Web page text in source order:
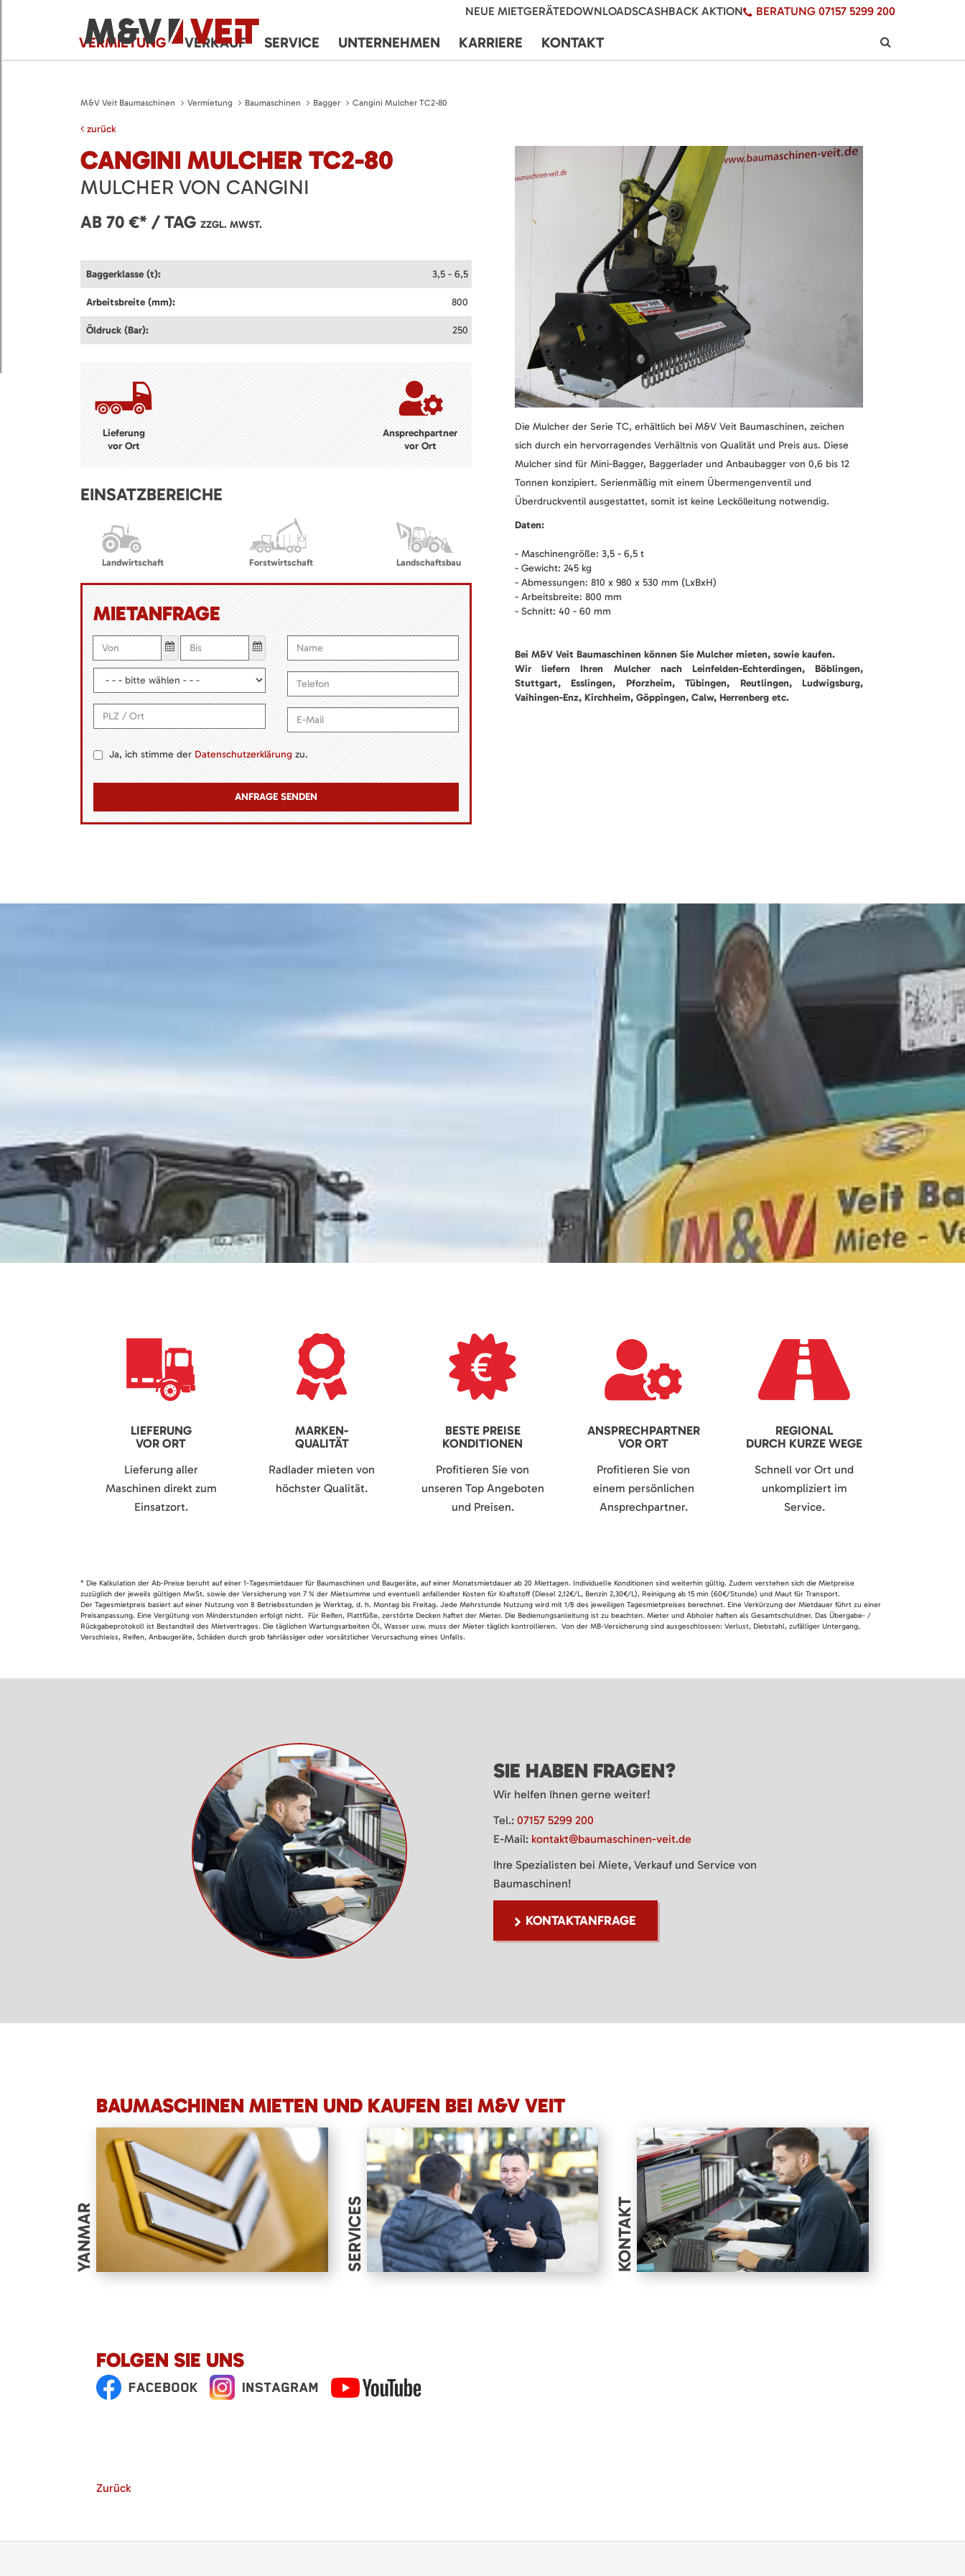
NEUE MIETGERÄTEDOWNLOADSCASHBACK AKTION BERATUNG 07157 5299 200
VERMIETUNG VERKAUF SERVICE UNTERNEHMEN KARRIERE KONTAKT
M&V Veit Baumaschinen Vermietung Baumaschinen Bagger Cangini Mulcher TC2-80
zurück
CANGINI MULCHER TC2-80
MULCHER VON CANGINI
AB 70 €* / TAG ZZGL. MWST.
Baggerklasse (t): 3,5 - 6,5
Arbeitsbreite (mm): 800
Öldruck (Bar): 250
Lieferung
vor Ort
Ansprechpartner
vor Ort
EINSATZBEREICHE
Landwirtschaft Forstwirtschaft Landschaftsbau
MIETANFRAGE
Ja, ich stimme derDatenschutzerklärungzu.
Die Mulcher der Serie TC, erhältlich bei M&V Veit Baumaschinen, zeichen
sich durch ein hervorragendes Verhältnis von Qualität und Preis aus. Diese
Mulcher sind für Mini-Bagger, Baggerlader und Anbaubagger von 0,6 bis 12
Tonnen konzipiert. Serienmäßig mit einem Übermengenventil und
Überdruckventil ausgestattet, somit ist keine Leckölleitung notwendig.
Daten:
- Maschinengröße: 3,5 - 6,5 t
- Gewicht: 245 kg
- Abmessungen: 810 x 980 x 530 mm (LxBxH)
- Arbeitsbreite: 800 mm
- Schnitt: 40 - 60 mm
Bei M&V Veit Baumaschinen können Sie Mulcher mieten, sowie kaufen.
Wir liefern Ihren Mulcher nach Leinfelden-Echterdingen, Böblingen,
Stuttgart, Esslingen, Pforzheim, Tübingen, Reutlingen, Ludwigsburg,
Vaihingen-Enz, Kirchheim, Göppingen, Calw, Herrenberg etc.
LIEFERUNG
VOR ORT
Lieferung aller
Maschinen direkt zum
Einsatzort.
MARKEN-
QUALITÄT
Radlader mieten von
höchster Qualität.
BESTE PREISE
KONDITIONEN
Profitieren Sie von
unseren Top Angeboten
und Preisen.
ANSPRECHPARTNER
VOR ORT
Profitieren Sie von
einem persönlichen
Ansprechpartner.
REGIONAL
DURCH KURZE WEGE
Schnell vor Ort und
unkompliziert im
Service.
* Die Kalkulation der Ab-Preise beruht auf einer 1-Tagesmietdauer für Baumaschinen und Baugeräte, auf einer Monatsmietdauer ab 20 Miettagen. Individuelle Konditionen sind weiterhin gültig. Zudem verstehen sich die Mietpreise
zuzüglich der jeweils gültigen MwSt. sowie der Versicherung von 7 % der Mietsumme und eventuell anfallender Kosten für Kraftstoff (Diesel 2,12€/L, Benzin 2,30€/L), Reinigung ab 15 min (60€/Stunde) und Maut für Transport.
Der Tagesmietpreis basiert auf einer Nutzung von 8 Betriebsstunden je Werktag, d. h. Montag bis Freitag. Jede Mehrstunde Nutzung wird mit 1/8 des jeweiligen Tagesmietpreises berechnet. Eine Verkürzung der Mietdauer führt zu einer
Preisanpassung. Eine Vergütung von Minderstunden erfolgt nicht. Für Reifen, Plattfüße, zerstörte Decken haftet der Mieter. Die Bedienungsanleitung ist zu beachten. Mieter und Abholer haften als Gesamtschuldner. Das Übergabe- /
Rückgabeprotokoll ist Bestandteil des Mietvertrages. Die täglichen Wartungsarbeiten Öl, Wasser usw. muss der Mieter täglich kontrollieren. Von der MB-Versicherung sind ausgeschlossen: Verlust, Diebstahl, zufälliger Untergang,
Verschleiss, Reifen, Anbaugeräte, Schäden durch grob fahrlässiger oder vorsätzlicher Verursachung eines Unfalls.
SIE HABEN FRAGEN?
Wir helfen Ihnen gerne weiter!
Tel.: 07157 5299 200
E-Mail: kontakt@baumaschinen-veit.de
Ihre Spezialisten bei Miete, Verkauf und Service von
Baumaschinen!
KONTAKTANFRAGE
BAUMASCHINEN MIETEN UND KAUFEN BEI M&V VEIT
YANMAR SERVICES KONTAKT
FOLGEN SIE UNS
Zurück